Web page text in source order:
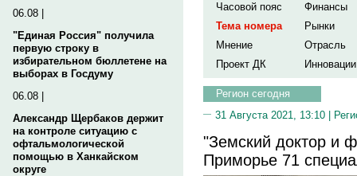
06.08 |
"Единая Россия" получила
первую строку в
избирательном бюллетене на
выборах в Госдуму
06.08 |
Александр Щербаков держит
на контроле ситуацию с
офтальмологической
помощью в Ханкайском
округе
Часовой пояс
Финансы
Тема номера
Рынки
Мнение
Отрасль
Проект ДК
Инновации
Регион сегодня
31 Августа 2021, 13:10 |
"Земский доктор и
Приморье 71